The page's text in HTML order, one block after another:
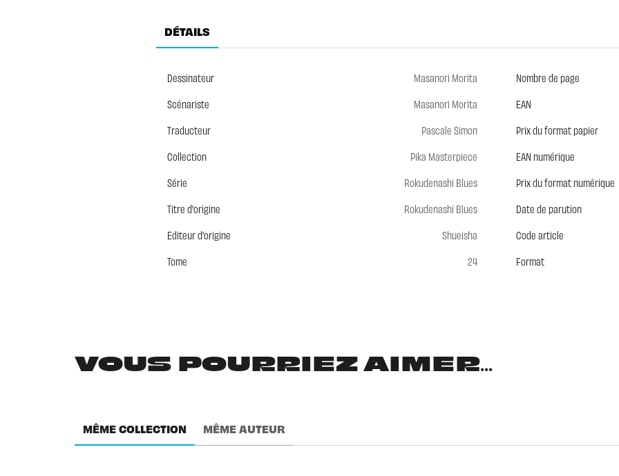
DÉTAILS
Dessinateur
Masanori Morita
Scénariste
Masanori Morita
Traducteur
Pascale Simon
Collection
Pika Masterpiece
Série
Rokudenashi Blues
Titre d'origine
Rokudenashi Blues
Editeur d'origine
Shueisha
Tome
24
Nombre de page
EAN
Prix du format papier
EAN numérique
Prix du format numérique
Date de parution
Code article
Format
VOUS POURRIEZ AIMER...
MÊME COLLECTION MÊME AUTEUR